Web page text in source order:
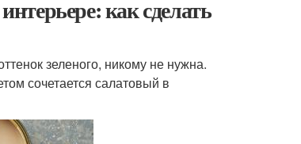
как сделать
зеленого, никому не нужна.
сочетается салатовый в